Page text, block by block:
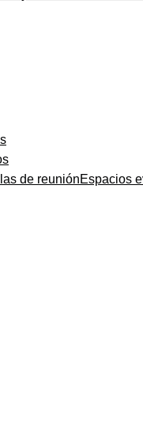
de reuniónEspacios